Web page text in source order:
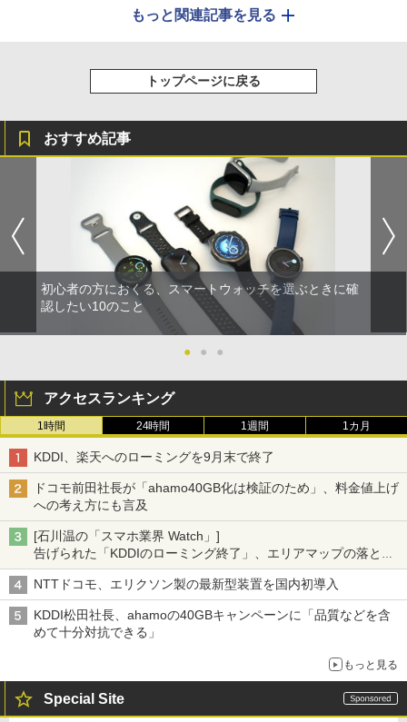
もっと関連記事を見る
トップページに戻る
おすすめ記事
初心者の方におくる、スマートウォッチを選ぶときに確
認したい10のこと
● ● ●
アクセスランキング
1時間 24時間 1週間 1カ月
KDDI、楽天へのローミングを9月末で終了
ドコモ前田社長が「ahamo40GB化は検証のため」、料金値上げ
への考え方にも言及
[石川温の「スマホ業界 Watch」]
告げられた「KDDIのローミング終了」、エリアマップの落とし
穴と楽天モバイルの課題
NTTドコモ、エリクソン製の最新型装置を国内初導入
KDDI松田社長、ahamoの40GBキャンペーンに「品質などを含
めて十分対抗できる」
もっと見る
Special Site